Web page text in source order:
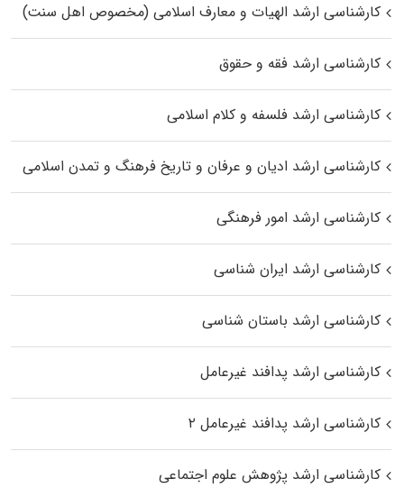
کارشناسی ارشد الهیات و معارف اسلامی (مخصوص اهل سنت)
کارشناسی ارشد فقه و حقوق
کارشناسی ارشد فلسفه و کلام اسلامی
کارشناسی ارشد ادیان و عرفان و تاریخ فرهنگ و تمدن اسلامی
کارشناسی ارشد امور فرهنگی
کارشناسی ارشد ایران شناسی
کارشناسی ارشد باستان شناسی
کارشناسی ارشد پدافند غیرعامل
کارشناسی ارشد پدافند غیرعامل ۲
کارشناسی ارشد پژوهش علوم اجتماعی